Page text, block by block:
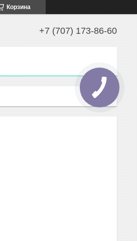
Корзина
+7 (707) 173-86-60